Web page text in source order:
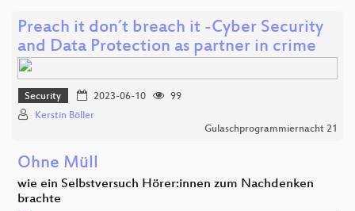
Preach it don´t breach it -Cyber Security
and Data Protection as partner in crime
Security 2023-06-10
99
Kerstin Böller
Gulaschprogrammiernacht 21
Ohne Müll
wie ein Selbstversuch Hörer:innen zum Nachdenken
brachte